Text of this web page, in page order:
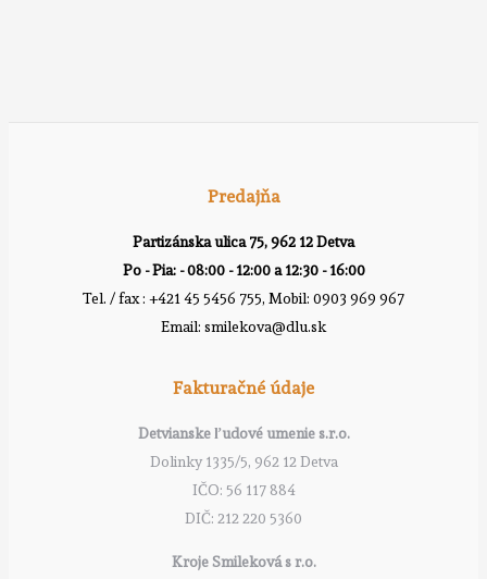
Predajňa
Partizánska ulica 75, 962 12 Detva
Po - Pia: - 08:00 - 12:00 a 12:30 - 16:00
Tel. / fax : +421 45 5456 755, Mobil: 0903 969 967
Email: smilekova@dlu.sk
Fakturačné údaje
Detvianske ľudové umenie s.r.o.
Dolinky 1335/5, 962 12 Detva
IČO: 56 117 884
DIČ: 212 220 5360
Kroje Smileková s r.o.